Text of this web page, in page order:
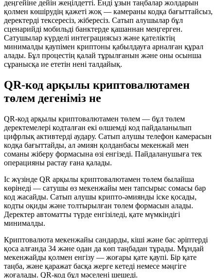
деңгейіне дейін жеңілдетті. Енді ұзын таңбалар жолдарын
қолмен көшірудің қажеті жоқ — камераны кодқа бағыттайсыз,
деректерді тексересіз, жібересіз. Сатып алушылар бұл
сценарийді мобильді банктерде қашаннан меңгерген.
Сатушылар күрделі интеграциясыз және қателіктің
минималды қаупімен криптоны қабылдауға арналған құрал
алады. Бұл процестің қалай тұрылғанын және оны осынша
сұранысқа ие ететін нені талдайық.
QR-код арқылы криптовалютамен
төлем дегеніміз не
QR-код арқылы криптовалютамен төлем — бұл төлем
деректемелері кодталған екі өлшемді код пайдаланылып
цифрлық активтерді аудару. Сатып алушы телефон камерасын
кодқа бағыттайды, ал әмиян қолданбасы мекенжай мен
соманы жіберу формасына өзі енгізеді. Пайдаланушыға тек
операцияны растау ғана қалады.
Іс жүзінде QR арқылы криптовалютамен төлем былайша
көрінеді — сатушы өз мекенжайы мен тапсырыс сомасы бар
код жасайды. Сатып алушы крипто-әмиянды іске қосады,
кодты оқиды және толтырылған төлем формасын алады.
Деректер автоматты түрде енгізіледі, қате мүмкіндігі
минималды.
Криптовалюта мекенжайы сандарды, кіші және бас әріптерді
қоса алғанда 34 және одан да көп таңбадан тұрады. Мұндай
мекенжайды қолмен енгізу — жоғары қате қаупі. Бір қате
таңба, және қаражат басқа жерге кетеді немесе мәңгіге
жоғалады. QR-код бұл мәселені шешеді.